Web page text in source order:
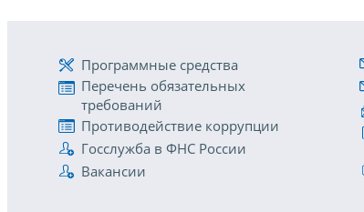
Программные средства
Перечень обязательных
требований
Противодействие коррупции
Госслужба в ФНС России
Вакансии